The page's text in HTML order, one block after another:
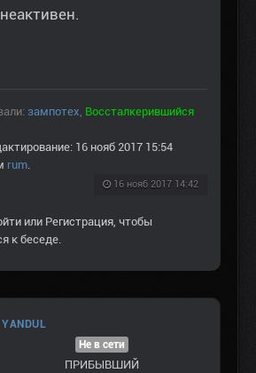
зампотех Воссталкерившийся
16 нояб 2017 15:54
rum
16 нояб 2017 14:42
или Регистрация , чтобы
к беседе.
YANDUL
Не в сети
ПРИБЫВШИЙ